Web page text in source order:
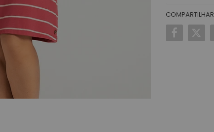
COMPARTILHAR